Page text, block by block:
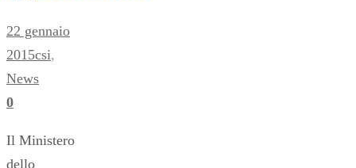
22 gennaio
2015csi,
News
0
Il Ministero
dello